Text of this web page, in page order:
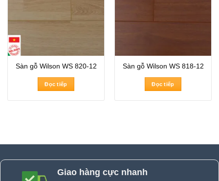
Sàn gỗ Wilson WS 820-12
Đọc tiếp
Sàn gỗ Wilson WS 818-12
Đọc tiếp
Giao hàng cực nhanh